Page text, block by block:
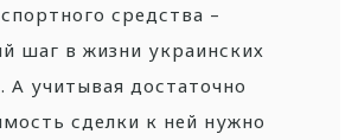
средства –
шаг в жизни украинских
А учитывая достаточно
сделки к ней нужно